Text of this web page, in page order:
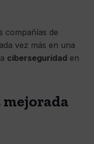
compañías de
vez más en una
ciberseguridad en
mejorada